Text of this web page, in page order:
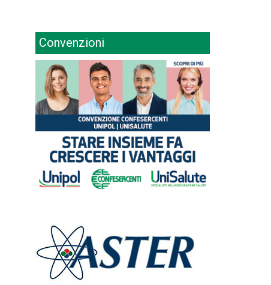
Convenzioni